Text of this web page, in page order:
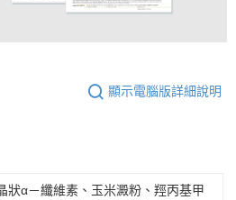
顯示電腦版詳細說明
狀α－纖維素、玉米澱粉、羥丙基甲